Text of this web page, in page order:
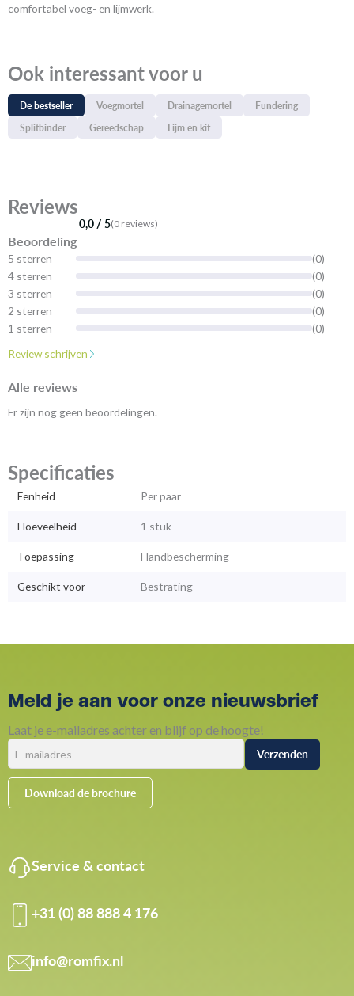
comfortabel voeg- en lijmwerk.
Ook interessant voor u
De bestseller Voegmortel Drainagemortel
Fundering
Splitbinder
Gereedschap Lijm en kit
Reviews
0,0 / 5(0 reviews)
Beoordeling
5 sterren
(0)
4 sterren
(0)
3 sterren
(0)
2 sterren
(0)
1 sterren
(0)
Review schrijven
Alle reviews
Er zijn nog geen beoordelingen.
Specificaties
Eenheid Per paar
Hoeveelheid 1 stuk
Toepassing Handbescherming
Geschikt voor Bestrating
Meld je aan voor onze nieuwsbrief
Laat je e-mailadres achter en blijf op de hoogte!
Download de brochure
Service & contact
+31 (0) 88 888 4 176
info@romfix.nl